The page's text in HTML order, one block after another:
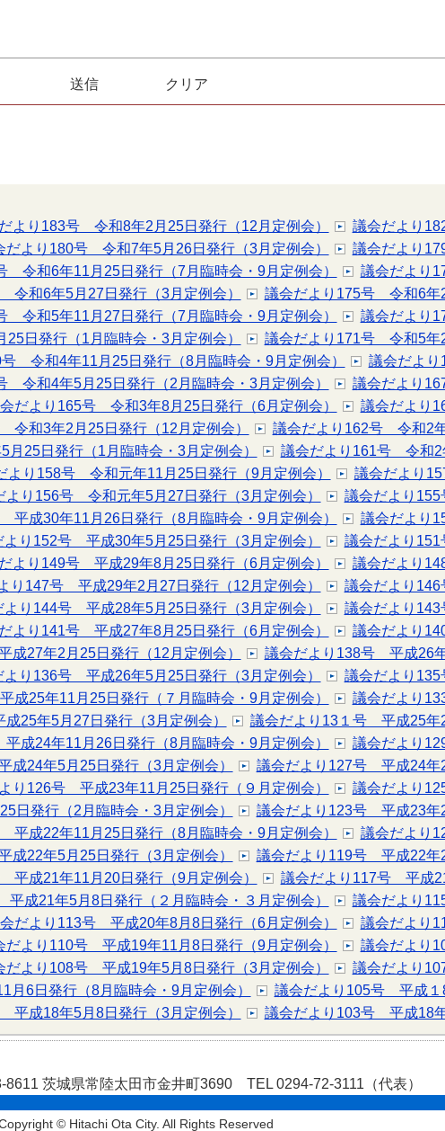
より183号 令和8年2月25日発行（12月定例会）
議会だより
だより180号 令和7年5月26日発行（3月定例会）
議会だより
令和6年11月25日発行（7月臨時会・9月定例会）
議会だより
和6年5月27日発行（3月定例会）
議会だより175号 令和6年
令和5年11月27日発行（7月臨時会・9月定例会）
議会だより
日発行（1月臨時会・3月定例会）
議会だより171号 令和5年
令和4年11月25日発行（8月臨時会・9月定例会）
議会だよ
令和4年5月25日発行（2月臨時会・3月定例会）
議会だより
だより165号 令和3年8月25日発行（6月定例会）
議会だより
和3年2月25日発行（12月定例会）
議会だより162号 令和2
25日発行（1月臨時会・3月定例会）
議会だより161号 令和2
より158号 令和元年11月25日発行（9月定例会）
議会だより
より156号 令和元年5月27日発行（3月定例会）
議会だより
成30年11月26日発行（8月臨時会・9月定例会）
議会だより
より152号 平成30年5月25日発行（3月定例会）
議会だより
より149号 平成29年8月25日発行（6月定例会）
議会だより
り147号 平成29年2月27日発行（12月定例会）
議会だより
より144号 平成28年5月25日発行（3月定例会）
議会だより
より141号 平成27年8月25日発行（6月定例会）
議会だより
27年2月25日発行（12月定例会）
議会だより138号 平成26
より136号 平成26年5月25日発行（3月定例会）
議会だより
25年11月25日発行（７月臨時会・9月定例会）
議会だより
25年5月27日発行（3月定例会）
議会だより13１号 平成25年
成24年11月26日発行（8月臨時会・9月定例会）
議会だより
24年5月25日発行（3月定例会）
議会だより127号 平成24年
り126号 平成23年11月25日発行（９月定例会）
議会だより
発行（2月臨時会・3月定例会）
議会だより123号 平成23年
成22年11月25日発行（8月臨時会・9月定例会）
議会だより
22年5月25日発行（3月定例会）
議会だより119号 平成22年
成21年11月20日発行（9月定例会）
議会だより117号 平成
成21年5月8日発行（２月臨時会・３月定例会）
議会だより
だより113号 平成20年8月8日発行（6月定例会）
議会だより
だより110号 平成19年11月8日発行（9月定例会）
議会だより
だより108号 平成19年5月8日発行（3月定例会）
議会だより
6日発行（8月臨時会・9月定例会）
議会だより105号 平成１
成18年5月8日発行（3月定例会）
議会だより103号 平成18
茨城県常陸太田市金井町3690 TEL 0294-72-3111（代表）
© Hitachi Ota City. All Rights Reserved